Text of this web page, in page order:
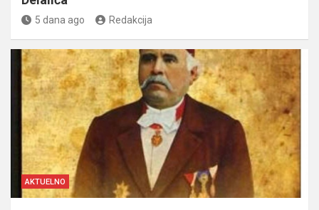
5 dana ago Redakcija
AKTUELNO